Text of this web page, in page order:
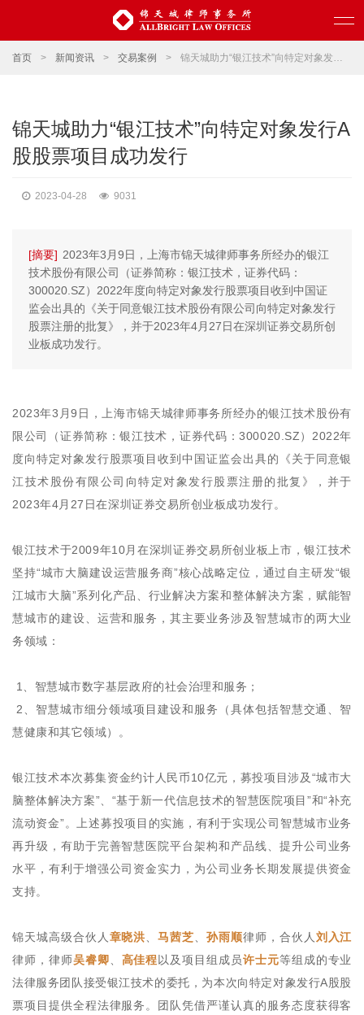
首页 > 新闻资讯 > 交易案例 > 锦天城助力“银江技术”向特定对象发行A股股票项目成功发行
锦天城助力“银江技术”向特定对象发行A
股股票项目成功发行
2023-04-28 9031
[摘要] 2023年3月9日，上海市锦天城律师事务所经办的银江
技术股份有限公司（证券简称：银江技术，证券代码：
300020.SZ）2022年度向特定对象发行股票项目收到中国证
监会出具的《关于同意银江技术股份有限公司向特定对象发行
股票注册的批复》，并于2023年4月27日在深圳证券交易所创
业板成功发行。
2023年3月9日，上海市锦天城律师事务所经办的银江技术股份有
限公司（证券简称：银江技术，证券代码：300020.SZ）2022年
度向特定对象发行股票项目收到中国证监会出具的《关于同意银
江技术股份有限公司向特定对象发行股票注册的批复》，并于
2023年4月27日在深圳证券交易所创业板成功发行。
银江技术于2009年10月在深圳证券交易所创业板上市，银江技术
坚持“城市大脑建设运营服务商”核心战略定位，通过自主研发“银
江城市大脑”系列化产品、行业解决方案和整体解决方案，赋能智
慧城市的建设、运营和服务，其主要业务涉及智慧城市的两大业
务领域：
1、智慧城市数字基层政府的社会治理和服务；
2、智慧城市细分领域项目建设和服务（具体包括智慧交通、智
慧健康和其它领域）。
银江技术本次募集资金约计人民币10亿元，募投项目涉及“城市大
脑整体解决方案”、“基于新一代信息技术的智慧医院项目”和“补充
流动资金”。上述募投项目的实施，有利于实现公司智慧城市业务
再升级，有助于完善智慧医院平台架构和产品线、提升公司业务
水平，有利于增强公司资金实力，为公司业务长期发展提供资金
支持。
锦天城高级合伙人 章晓洪 、马茜芝 、孙雨顺律师，合伙人 刘入江
律师，律师吴睿卿 高佳程以及项目组成员许士元等组成的专业
法律服务团队接受银江技术的委托，为本次向特定对象发行A股股
票项目提供全程法律服务。团队凭借严谨认真的服务态度获得客